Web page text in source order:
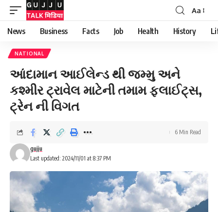
Aa
News Business Facts Job Health History
NATIONAL
આંદામાન આઈલેન્ડ થી જમ્મુ અને
કશ્મીર ટ્રાવેલ માટેની તમામ ફ્લાઈટ્સ,
ટ્રેન ની વિગત
Last updated: 2024/11/01 at 8:37 PM
gujju
6 Min Read